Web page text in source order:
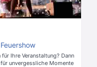
Feuershow
Ihre Veranstaltung? Dann
unvergessliche Momente